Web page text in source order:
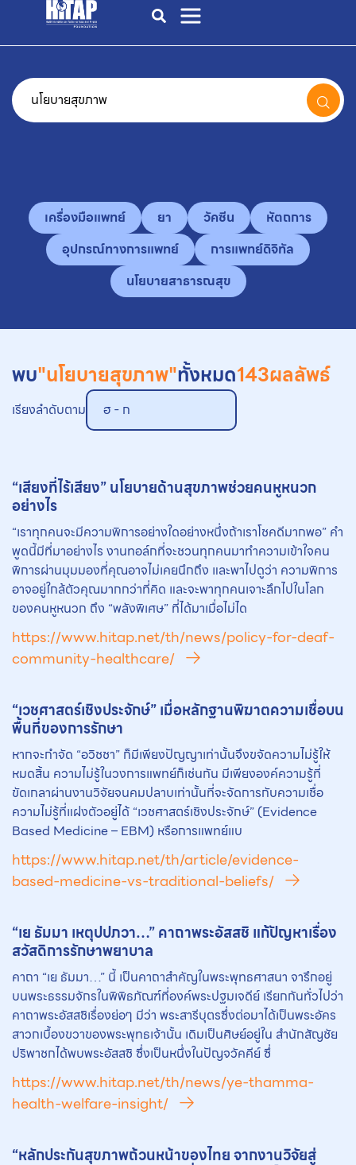
เครื่องมือแพทย์ ยา วัคซีน
หัตถการ
อุปกรณ์ทางการแพทย์
การแพทย์ดิจิทัล
นโยบายสาธารณสุข
พบ"นโยบายสุขภาพ"ทั้งหมด143ผลลัพธ์
เรียงลำดับตาม ฮ - ก
“เสียงที่ไร้เสียง” นโยบายด้านสุขภาพช่วยคนหูหนวก
อย่างไร
“เราทุกคนจะมีความพิการอย่างใดอย่างหนึ่งถ้าเราโชคดีมากพอ” คำ
พูดนี้มีที่มาอย่างไร งานทอล์กที่จะชวนทุกคนมาทำความเข้าใจคน
พิการผ่านมุมมองที่คุณอาจไม่เคยนึกถึง และพาไปดูว่า ความพิการ
อาจอยู่ใกล้ตัวคุณมากกว่าที่คิด และจะพาทุกคนเจาะลึกไปในโลก
ของคนหูหนวก ถึง “พลังพิเศษ” ที่ได้มาเมื่อไม่ได
https://www.hitap.net/th/news/policy-for-deaf-
community-healthcare/
“เวชศาสตร์เชิงประจักษ์” เมื่อหลักฐานพิฆาตความเชื่อบน
พื้นที่ของการรักษา
หากจะกำจัด “อวิชชา” ก็มีเพียงปัญญาเท่านั้นจึงขจัดความไม่รู้ให้
หมดสิ้น ความไม่รู้ในวงการแพทย์ก็เช่นกัน มีเพียงองค์ความรู้ที่
ขัดเกลาผ่านงานวิจัยจนคมปลาบเท่านั้นที่จะจัดการกับความเชื่อ
ความไม่รู้ที่แฝงตัวอยู่ได้ “เวชศาสตร์เชิงประจักษ์” (Evidence
Based Medicine – EBM) หรือการแพทย์แบ
https://www.hitap.net/th/article/evidence-
based-medicine-vs-traditional-beliefs/
“เย ธัมมา เหตุปปภวา…” คาถาพระอัสสชิ แก้ปัญหาเรื่อง
สวัสดิการรักษาพยาบาล
คาถา “เย ธัมมา…” นี้ เป็นคาถาสำคัญในพระพุทธศาสนา จารึกอยู่
บนพระธรรมจักรในพิพิธภัณฑ์ที่องค์พระปฐมเจดีย์ เรียกกันทั่วไปว่า
คาถาพระอัสสชิเรื่องย่อๆ มีว่า พระสารีบุตรซึ่งต่อมาได้เป็นพระอัคร
สาวกเบื้องขวาของพระพุทธเจ้านั้น เดิมเป็นศิษย์อยู่ใน สำนักสัญชัย
ปริพาชกได้พบพระอัสสชิ ซึ่งเป็นหนึ่งในปัญจวัคคีย์ ซึ่
https://www.hitap.net/th/news/ye-thamma-
health-welfare-insight/
“หลักประกันสุขภาพถ้วนหน้าของไทย จากงานวิจัยสู่